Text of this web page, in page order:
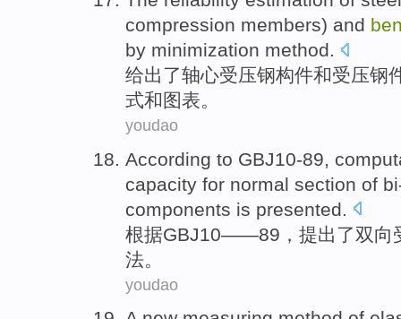
compression members) and
by minimization method.
给出了轴心受压钢构件和受压钢
式和图表。
youdao
According to GBJ10-89,
capacity for normal section of
components is presented
根据GBJ10——89， 提出了双向
法。
youdao